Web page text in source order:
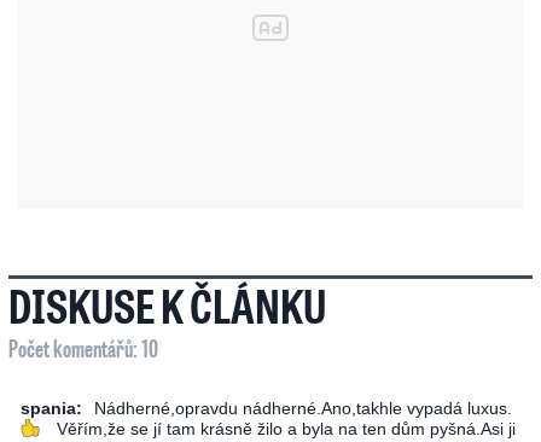
DISKUSE K ČLÁNKU
Počet komentářů: 10
spania:
Nádherné,opravdu nádherné.Ano,takhle vypadá luxus.
Věřím,že se jí tam krásně žilo a byla na ten dům pyšná.Asi ji